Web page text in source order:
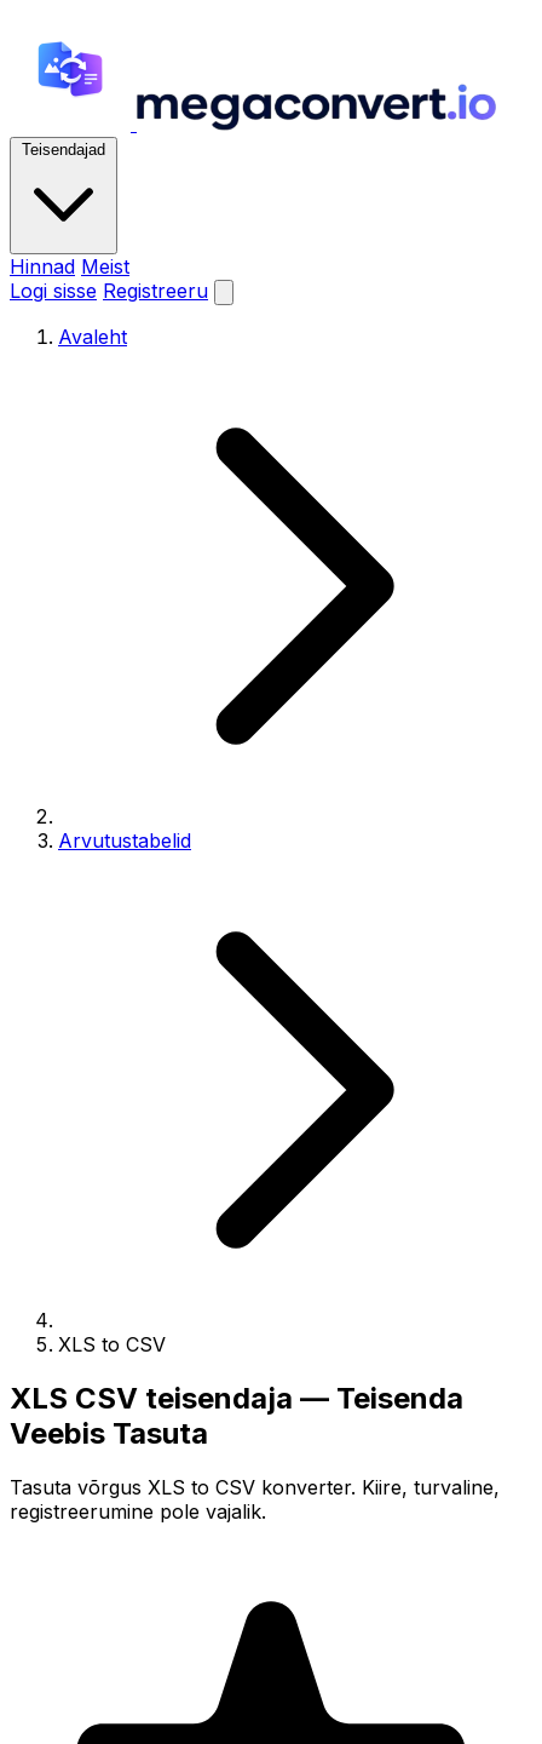
Teisendajad
Hinnad Meist
Logi sisse Registreeru
Avaleht
Arvutustabelid
XLS to CSV
XLS CSV teisendaja — Teisenda
Veebis Tasuta
Tasuta võrgus XLS to CSV konverter. Kiire, turvaline,
registreerumine pole vajalik.